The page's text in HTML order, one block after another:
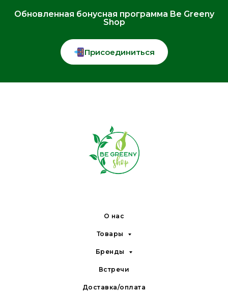
Обновленная бонусная программа Be Greeny
Shop
Присоединиться
О нас
Товары
Бренды
Встречи
Доставка/оплата